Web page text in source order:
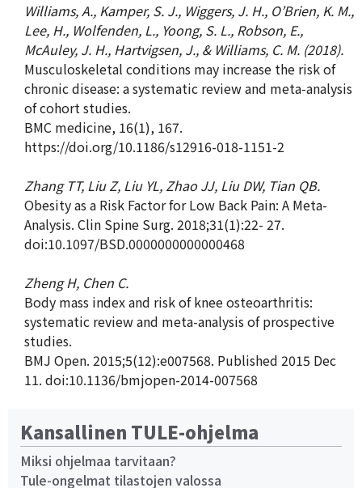
Kansallinen TULE-ohjelma
Miksi ohjelmaa tarvitaan?
Tule-ongelmat tilastojen valossa
Williams, A., Kamper, S. J., Wiggers, J. H., O’Brien, K. M.,
Lee, H., Wolfenden, L., Yoong, S. L., Robson, E.,
McAuley, J. H., Hartvigsen, J., & Williams, C. M. (2018).
Musculoskeletal conditions may increase the risk of
chronic disease: a systematic review and meta-analysis
of cohort studies.
BMC medicine, 16(1), 167.
https://doi.org/10.1186/s12916-018-1151-2
Zhang TT, Liu Z, Liu YL, Zhao JJ, Liu DW, Tian QB.
Obesity as a Risk Factor for Low Back Pain: A Meta-
Analysis. Clin Spine Surg. 2018;31(1):22- 27.
doi:10.1097/BSD.0000000000000468
Zheng H, Chen C.
Body mass index and risk of knee osteoarthritis:
systematic review and meta-analysis of prospective
studies.
BMJ Open. 2015;5(12):e007568. Published 2015 Dec
11. doi:10.1136/bmjopen-2014-007568